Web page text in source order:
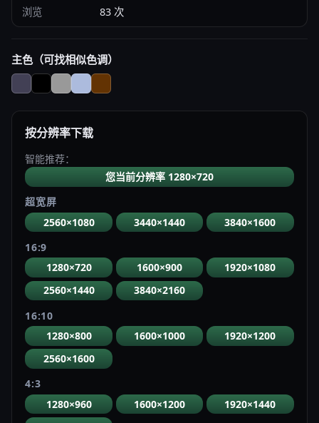
浏览 83 次
主色（可找相似色调）
按分辨率下载
智能推荐：
您当前分辨率 1280×720
超宽屏
2560×1080
3440×1440
3840×1600
16:9
1280×720
1600×900
1920×1080
2560×1440
3840×2160
16:10
1280×800
1600×1000
1920×1200
2560×1600
4:3
1280×960
1600×1200
1920×1440